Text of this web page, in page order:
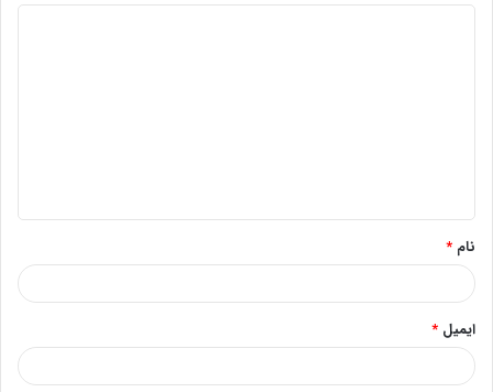
*
نام *
ایمیل *